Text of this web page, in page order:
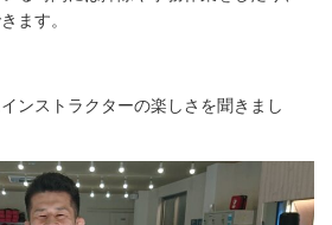
ます。
ンストラクターの楽しさを聞きまし